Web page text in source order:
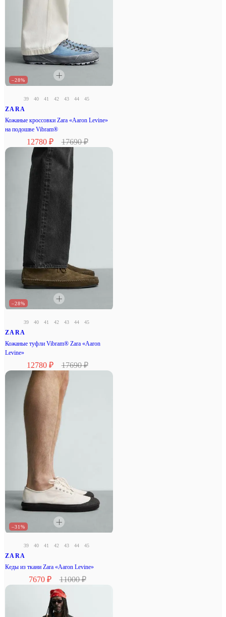
–28%
39 40 41 42 43 44 45
ZARA
Кожаные кроссовки Zara «Aaron Levine»
на подошве Vibram®
12780 ₽ 17690 ₽
–28%
39 40 41 42 43 44 45
ZARA
Кожаные туфли Vibram® Zara «Aaron
Levine»
12780 ₽ 17690 ₽
–31%
39 40 41 42 43 44 45
ZARA
Кеды из ткани Zara «Aaron Levine»
7670 ₽ 11000 ₽